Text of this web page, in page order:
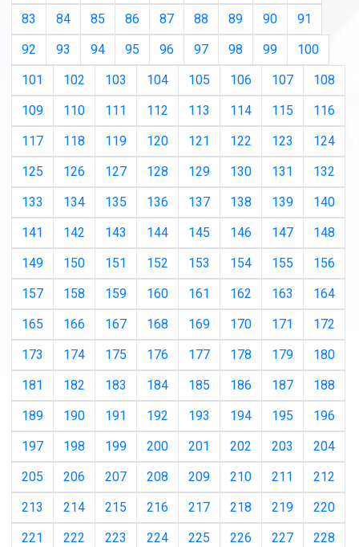
83
84 85 86 87 88 89 90
91
92
93 94 95 96 97 98 99
100
101
102 103 104 105 106 107
108
109
110 111 112 113 114 115
116
117
118 119 120 121 122 123
124
125
126 127 128 129 130 131
132
133
134 135 136 137 138 139
140
141
142 143 144 145 146 147
148
149
150 151 152 153 154 155
156
157
158 159 160 161 162 163
164
165
166 167 168 169 170 171
172
173
174 175 176 177 178 179
180
181
182 183 184 185 186 187
188
189
190 191 192 193 194 195
196
197
198 199 200 201 202 203
204
205
206 207 208 209 210 211
212
213
214 215 216 217 218 219
220
221
222 223 224 225 226 227
228